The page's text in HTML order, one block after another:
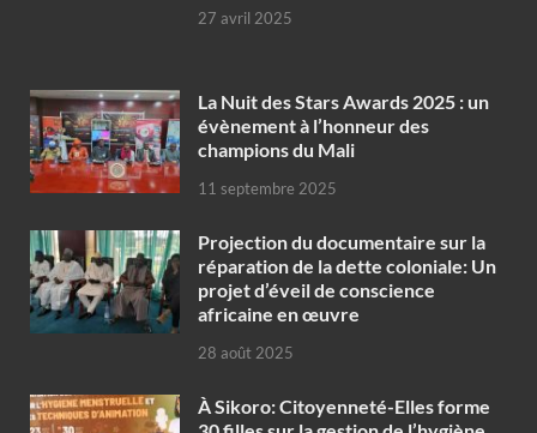
27 avril 2025
‎La Nuit des Stars Awards 2025 : un
évènement à l’honneur des
champions du Mali
11 septembre 2025
Projection du documentaire sur la
réparation de la dette coloniale: Un
projet d’éveil de conscience
africaine en œuvre‎
28 août 2025
À Sikoro: Citoyenneté-Elles forme